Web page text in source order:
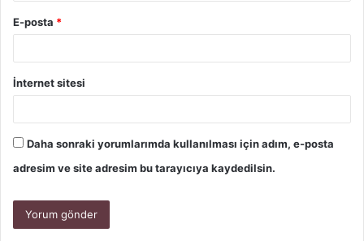
E-posta *
İnternet sitesi
Daha sonraki yorumlarımda kullanılması için adım, e-posta
adresim ve site adresim bu tarayıcıya kaydedilsin.